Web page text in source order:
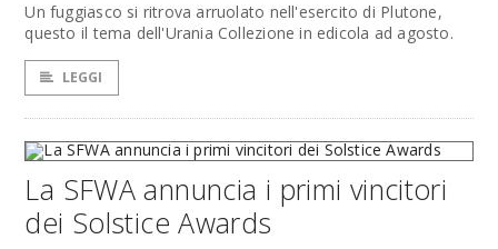
Un fuggiasco si ritrova arruolato nell'esercito di Plutone,
questo il tema dell'Urania Collezione in edicola ad agosto.
LEGGI
La SFWA annuncia i primi vincitori
dei Solstice Awards